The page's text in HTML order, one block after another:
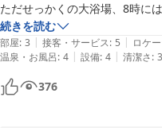
ＴＯＴＯシーウィンド淡路
2025-11-22
ただせっかくの大浴場、8時に
した。
ただ母の誕生日に宿泊したので
さんが親切にして貰えたので喜
続きを読む
部屋: 3 | 接客・サービス: 5 | ロケ
温泉・お風呂: 4 | 設備: 4 | 清潔さ: 3
376